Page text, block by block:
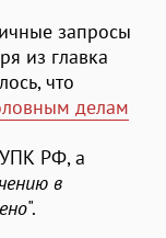
запросы
из главка
что
делам
РФ, а
в
".